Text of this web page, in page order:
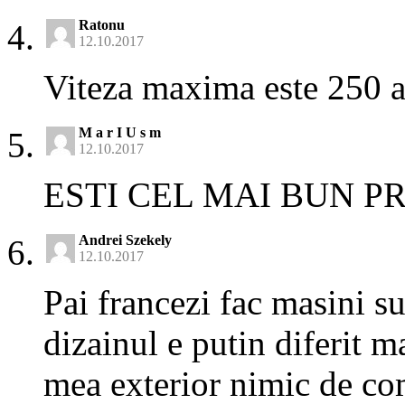
Ratonu
12.10.2017
Viteza maxima este 250
M a r I U s m
12.10.2017
ESTI CEL MAI BUN
Andrei Szekely
12.10.2017
Pai francezi fac masini
dizainul e putin diferit
mea exterior nimic de